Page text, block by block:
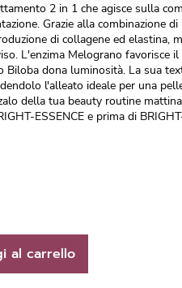
2 in 1 che agisce sulla
Grazie alla combinazione
di collagene ed elastina,
L'enzima Melograno favorisce
Biloba dona luminosità. La sua
l'alleato ideale per una
della tua beauty routine
ESSENCE e prima di
al carrello